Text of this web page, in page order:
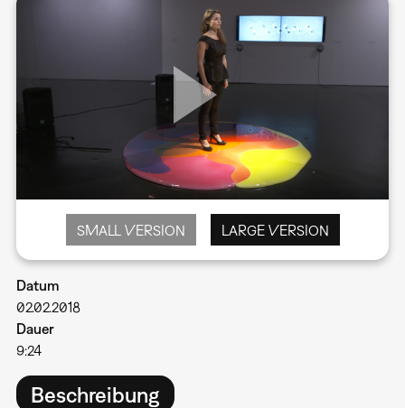
SMALL VERSION LARGE VERSION
Datum
02.02.2018
Dauer
9:24
Beschreibung